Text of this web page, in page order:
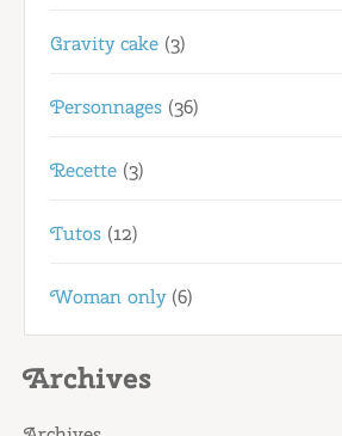
Gravity cake (3)
Personnages (36)
Recette (3)
Tutos (12)
Woman only(6)
Archives